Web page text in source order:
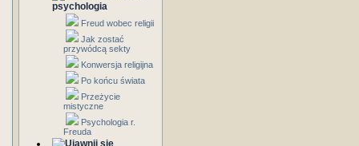
psychologia
Freud wobec religii
Jak zostać
przywódcą sekty
Konwersja religijna
Po końcu świata
Przeżycie
mistyczne
Psychologia r.
Freuda